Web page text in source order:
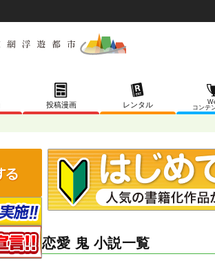
投稿漫画 レンタル
コンテ
恋愛 鬼 小説一覧